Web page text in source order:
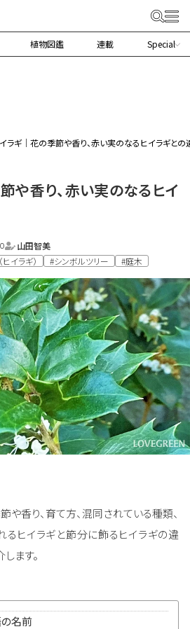
植物図鑑 連載 Special
ラギ｜花の季節や香り、赤い実のなるヒイラギとの
や香り、赤い実のなるヒイ
山田智美
ヒイラギ） #シンボルツリー #庭木
や香り、育て方、混同されている種類、
るヒイラギと節分に飾るヒイラギの違
ます。
名前